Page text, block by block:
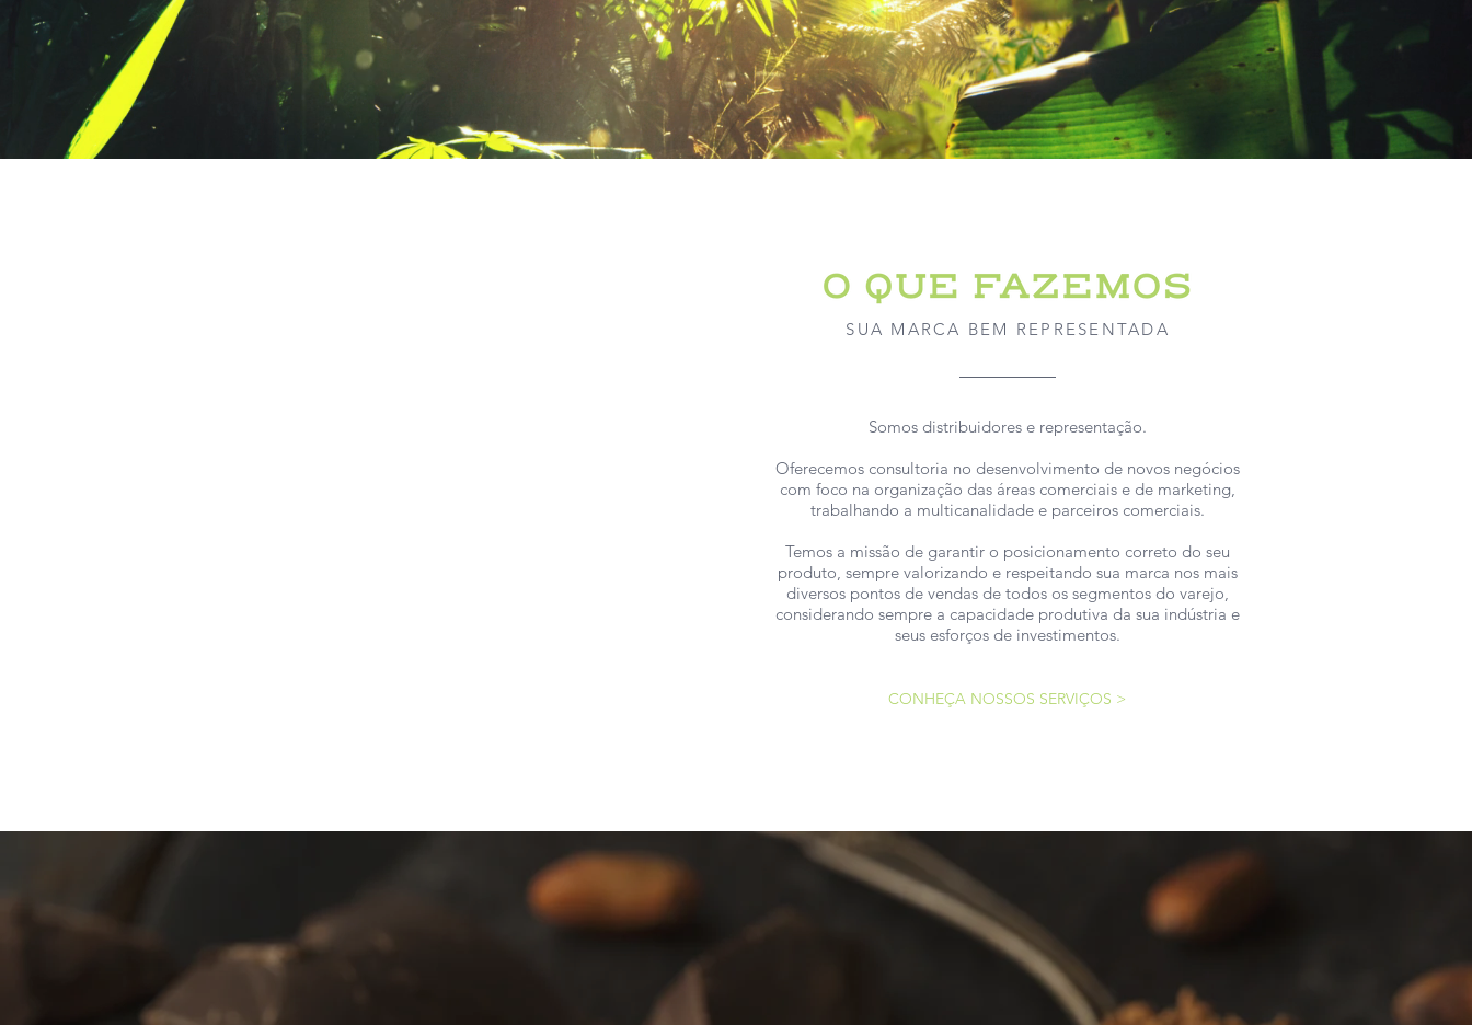
SUA MARCA BEM REPRESENTADA
Somos distribuidores e representação.
Oferecemos consultoria no desenvolvimento de novos negócios
com foco na organização das áreas comerciais e de marketing,
trabalhando a multicanalidade e parceiros comerciais.
Temos a missão de garantir o posicionamento correto do seu
produto, sempre valorizando e respeitando sua marca nos mais
diversos pontos de vendas de todos os segmentos do varejo,
considerando sempre a capacidade produtiva da sua indústria e
seus esforços de investimentos.
CONHEÇA NOSSOS SERVIÇOS >